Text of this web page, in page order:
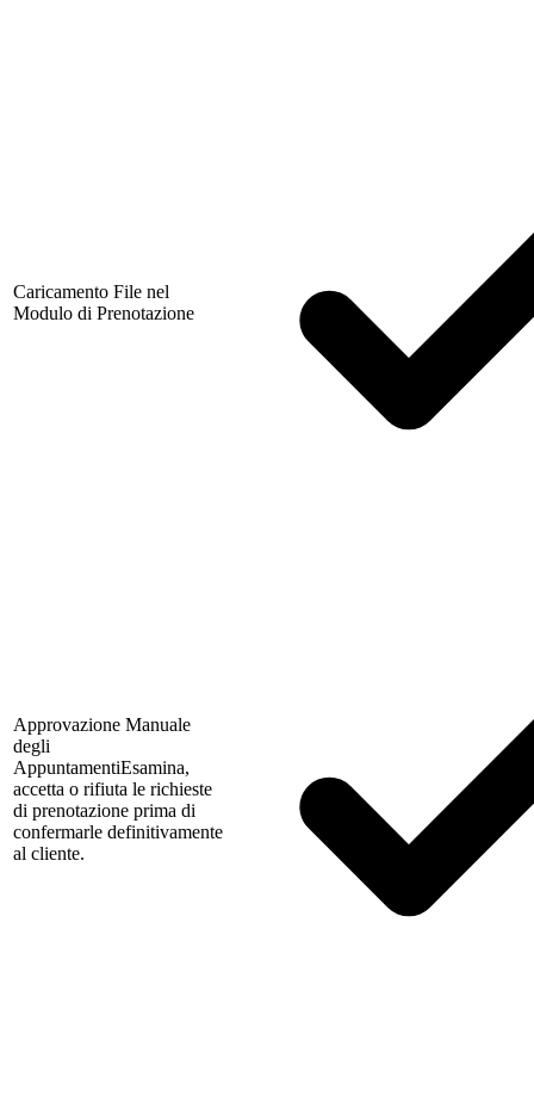
Caricamento File nel
Modulo di Prenotazione
Approvazione Manuale
degli
AppuntamentiEsamina,
accetta o rifiuta le richieste
di prenotazione prima di
confermarle definitivamente
al cliente.